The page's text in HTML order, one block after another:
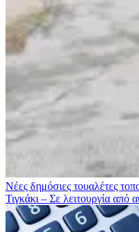
Νέες δημόσιες τουαλέτες
Τιγκάκι – Σε λειτουργία από